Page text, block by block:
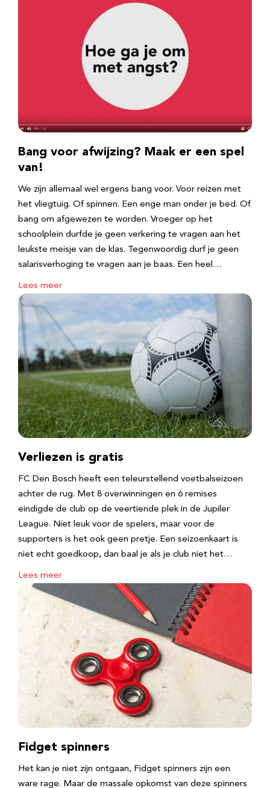
Bang voor afwijzing? Maak er een spel
van!
We zijn allemaal wel ergens bang voor. Voor reizen met
het vliegtuig. Of spinnen. Een enge man onder je bed. Of
bang om afgewezen te worden. Vroeger op het
schoolplein durfde je geen verkering te vragen aan het
leukste meisje van de klas. Tegenwoordig durf je geen
salarisverhoging te vragen aan je baas. Een heel…
Lees meer
Verliezen is gratis
FC Den Bosch heeft een teleurstellend voetbalseizoen
achter de rug. Met 8 overwinningen en 6 remises
eindigde de club op de veertiende plek in de Jupiler
League. Niet leuk voor de spelers, maar voor de
supporters is het ook geen pretje. Een seizoenkaart is
niet echt goedkoop, dan baal je als je club niet het…
Lees meer
Fidget spinners
Het kan je niet zijn ontgaan, Fidget spinners zijn een
ware rage. Maar de massale opkomst van deze spinners